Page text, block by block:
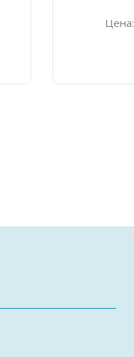
Цена: